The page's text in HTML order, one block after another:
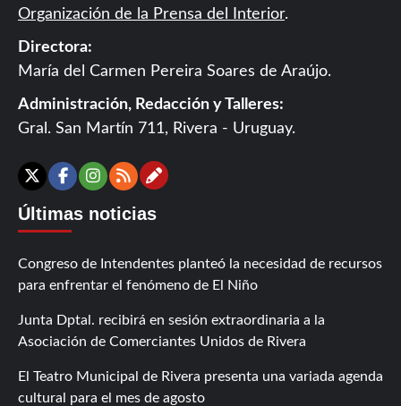
Organización de la Prensa del Interior.
Directora:
María del Carmen Pereira Soares de Araújo.
Administración, Redacción y Talleres:
Gral. San Martín 711, Rivera - Uruguay.
X Facebook
Instagram
RSSContáctanos
Últimas noticias
Congreso de Intendentes planteó la necesidad de recursos
para enfrentar el fenómeno de El Niño
Junta Dptal. recibirá en sesión extraordinaria a la
Asociación de Comerciantes Unidos de Rivera
El Teatro Municipal de Rivera presenta una variada agenda
cultural para el mes de agosto